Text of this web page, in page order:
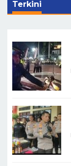
Terkini